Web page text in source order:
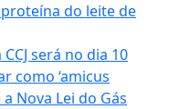
do leite de
será no dia 10
como ‘amicus
Nova Lei do Gás